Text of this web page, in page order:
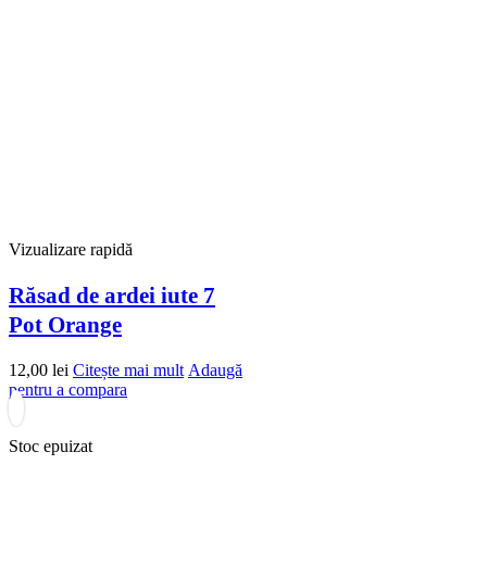
Vizualizare rapidă
Răsad de ardei iute 7
Pot Orange
12,00 lei Citește mai mult Adaugă
pentru a compara
Stoc epuizat